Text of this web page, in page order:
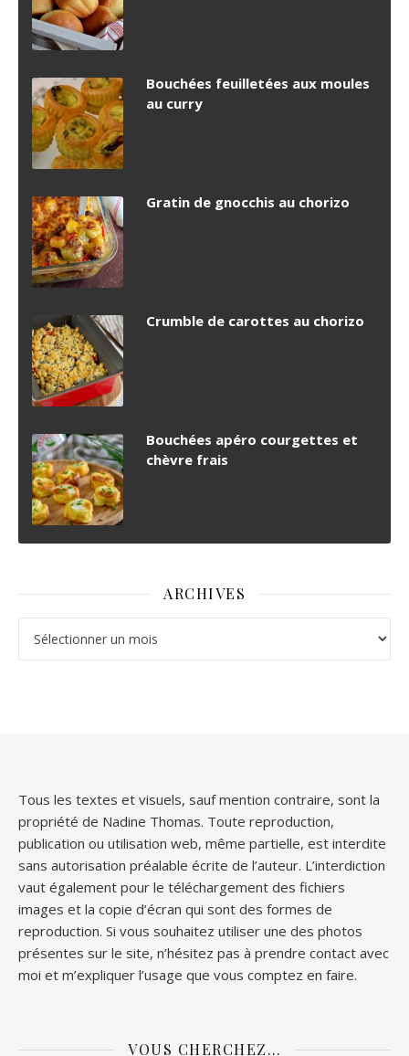
Bouchées feuilletées aux moules
au curry
Gratin de gnocchis au chorizo
Crumble de carottes au chorizo
Bouchées apéro courgettes et
chèvre frais
ARCHIVES
Tous les textes et visuels, sauf mention contraire, sont la
propriété de Nadine Thomas. Toute reproduction,
publication ou utilisation web, même partielle, est interdite
sans autorisation préalable écrite de l’auteur. L’interdiction
vaut également pour le téléchargement des fichiers
images et la copie d’écran qui sont des formes de
reproduction. Si vous souhaitez utiliser une des photos
présentes sur le site, n’hésitez pas à prendre contact avec
moi et m’expliquer l’usage que vous comptez en faire.
VOUS CHERCHEZ…